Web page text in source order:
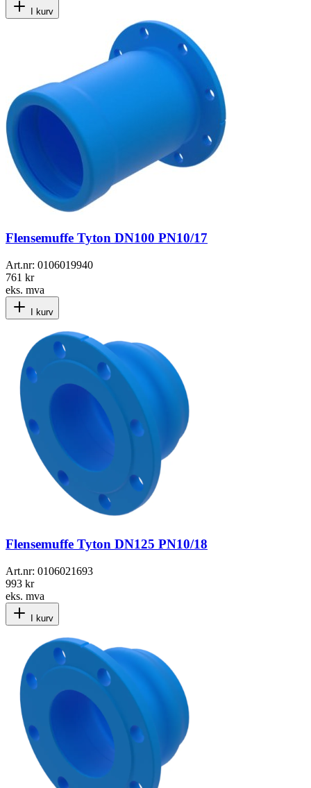
I kurv
Flensemuffe Tyton DN100 PN10/17
Art.nr: 0106019940
761 kr
eks. mva
I kurv
Flensemuffe Tyton DN125 PN10/18
Art.nr: 0106021693
993 kr
eks. mva
I kurv